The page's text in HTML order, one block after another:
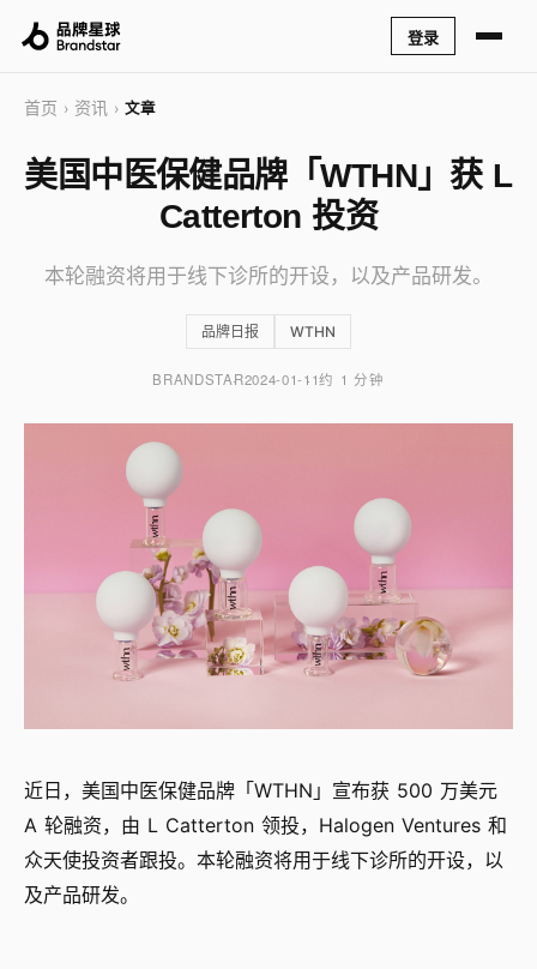
登录
首页 › 资讯 › 文章
美国中医保健品牌「WTHN」获 L
Catterton 投资
本轮融资将用于线下诊所的开设，以及产品研发。
品牌日报 WTHN
BRANDSTAR2024-01-11约 1 分钟
近日，美国中医保健品牌「WTHN」宣布获 500 万美元
A 轮融资，由 L Catterton 领投，Halogen Ventures 和
众天使投资者跟投。本轮融资将用于线下诊所的开设，以
及产品研发。